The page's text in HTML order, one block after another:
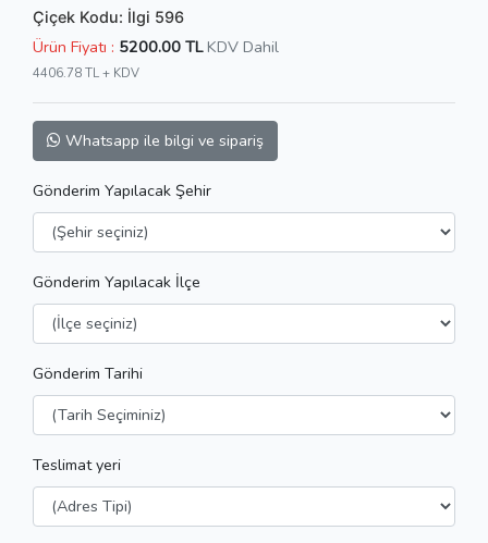
Çiçek Kodu: İlgi 596
Ürün Fiyatı : 5200.00 TL KDV Dahil
4406.78 TL + KDV
Whatsapp ile bilgi ve sipariş
Gönderim Yapılacak Şehir
Gönderim Yapılacak İlçe
Gönderim Tarihi
Teslimat yeri